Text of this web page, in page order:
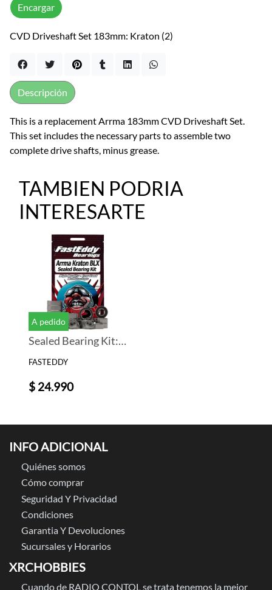
Encargar
CVD Driveshaft Set 183mm: Kraton (2)
This is a replacement Arrma 183mm CVD Driveshaft Set.
This set includes the necessary parts to assemble two
complete drive shafts, minus grease.
Descripción
TAMBIEN PODRIA
INTERESARTE
A pedido
Sealed Bearing Kit: ARRMA KRATON 6S BLX
FASTEDDY
$ 24.990
INFO ADICIONAL
Quiénes somos
Cómo comprar
Seguridad Y Privacidad
Condiciones
Garantia Y Devoluciones
Sucursales y Horarios
XRCHOBBIES
Cuando de RADIO CONTOL se trata tenemos la mejor